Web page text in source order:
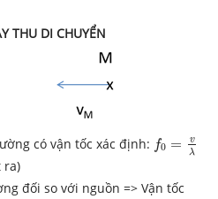
THU DI CHUYỂN
có vận tốc xác định: f0 =
v
λ
f0 λ
ra)
đối so với nguồn => Vận tốc